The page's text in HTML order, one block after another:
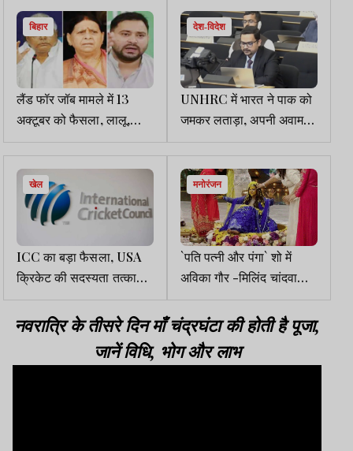
बिहार
लैंड फॉर जॉब मामले में 13
अक्टूबर को फैसला, लालू,
राबड़ी व तेजस्वी कोर्ट में होंगे
पेश
देश-विदेश
UNHRC में भारत ने पाक को
जमकर लताड़ा, अपनी अवाम
पर बम गिराने से फुर्सत मिले तो
इकोनॉमी पर ध्यान दें
खेल
ICC का बड़ा फैसला, USA
क्रिकेट की सदस्यता तत्काल
प्रभाव से रद्द
मनोरंजन
`पति पत्नी और पंगा` शो में
अविका गौर -मिलिंद चांदवानी
की हुई हल्दी सेरेमनी, वीडियो
वायरल
नवरात्रि के तीसरे दिन माँ चंद्रघंटा की होती है पूजा,
जानें विधि, भोग और लाभ